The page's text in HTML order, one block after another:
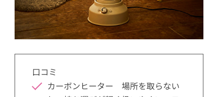
口コミ
カーボンヒーター 場所を取らない